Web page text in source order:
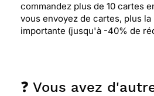
commandez plus de 10 cartes
vous envoyez de cartes, plus
importante (jusqu'à -40% de
❓ Vous avez